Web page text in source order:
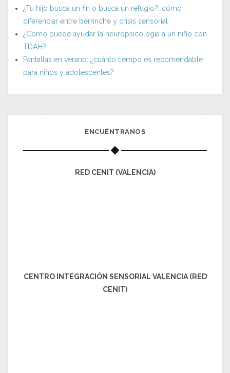
¿Tu hijo busca un fin o busca un refugio?: cómo
diferenciar entre berrinche y crisis sensorial
¿Cómo puede ayudar la neuropsicología a un niño con
TDAH?
Pantallas en verano: ¿cuánto tiempo es recomendable
para niños y adolescentes?
ENCUÉNTRANOS
RED CENIT (VALENCIA)
CENTRO INTEGRACIÓN SENSORIAL VALENCIA (RED
CENIT)